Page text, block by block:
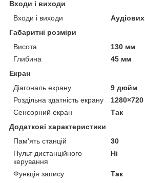
Входи і виходи
Входи і виходи
Габаритні розміри
Висота
130 мм
Глибина
45 мм
Екран
Діагональ екрану
9 дюйм
Роздільна здатність екрану
1280×720
Сенсорний екран
Так
Додаткові характеристики
Пам'ять станцій
30
Пульт дистанційного
керування
Ні
Функція запису
Так